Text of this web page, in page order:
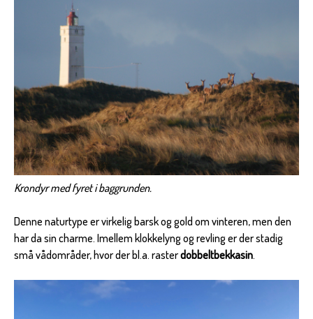
Krondyr med fyret i baggrunden.
Denne naturtype er virkelig barsk og gold om vinteren, men den
har da sin charme. Imellem klokkelyng og revling er der stadig
små vådområder, hvor der bl.a. rasterdobbeltbekkasin.